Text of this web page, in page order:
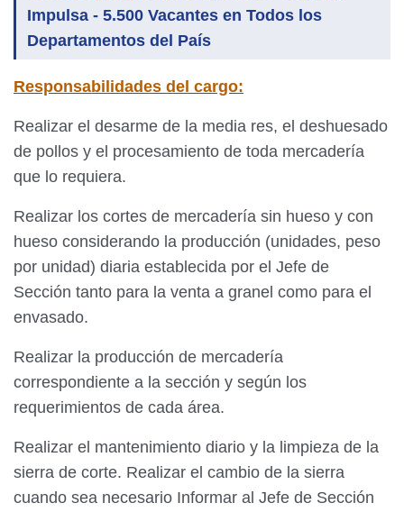
Impulsa - 5.500 Vacantes en Todos los
Departamentos del País
Responsabilidades del cargo:
Realizar el desarme de la media res, el deshuesado
de pollos y el procesamiento de toda mercadería
que lo requiera.
Realizar los cortes de mercadería sin hueso y con
hueso considerando la producción (unidades, peso
por unidad) diaria establecida por el Jefe de
Sección tanto para la venta a granel como para el
envasado.
Realizar la producción de mercadería
correspondiente a la sección y según los
requerimientos de cada área.
Realizar el mantenimiento diario y la limpieza de la
sierra de corte. Realizar el cambio de la sierra
cuando sea necesario Informar al Jefe de Sección